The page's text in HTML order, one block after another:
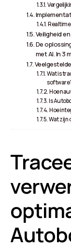
Veiligheid
De
met AI. In 3
Wat is
Hoe
Is
Hoe
Wat zijn